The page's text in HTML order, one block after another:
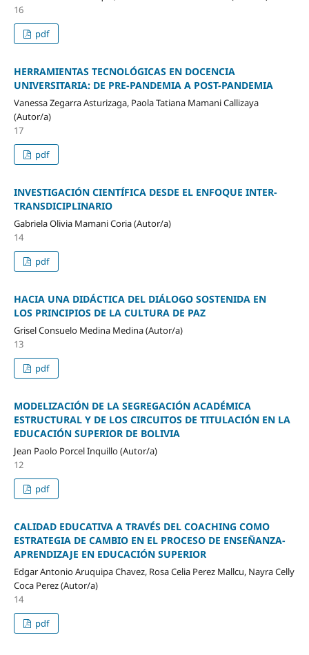
16
pdf
HERRAMIENTAS TECNOLÓGICAS EN DOCENCIA
UNIVERSITARIA: DE PRE-PANDEMIA A POST-PANDEMIA
Vanessa Zegarra Asturizaga, Paola Tatiana Mamani Callizaya
(Autor/a)
17
pdf
INVESTIGACIÓN CIENTÍFICA DESDE EL ENFOQUE INTER-
TRANSDICIPLINARIO
Gabriela Olivia Mamani Coria (Autor/a)
14
pdf
HACIA UNA DIDÁCTICA DEL DIÁLOGO SOSTENIDA EN
LOS PRINCIPIOS DE LA CULTURA DE PAZ
Grisel Consuelo Medina Medina (Autor/a)
13
pdf
MODELIZACIÓN DE LA SEGREGACIÓN ACADÉMICA
ESTRUCTURAL Y DE LOS CIRCUITOS DE TITULACIÓN EN LA
EDUCACIÓN SUPERIOR DE BOLIVIA
Jean Paolo Porcel Inquillo (Autor/a)
12
pdf
CALIDAD EDUCATIVA A TRAVÉS DEL COACHING COMO
ESTRATEGIA DE CAMBIO EN EL PROCESO DE ENSEÑANZA-
APRENDIZAJE EN EDUCACIÓN SUPERIOR
Edgar Antonio Aruquipa Chavez, Rosa Celia Perez Mallcu, Nayra Celly
Coca Perez (Autor/a)
14
pdf